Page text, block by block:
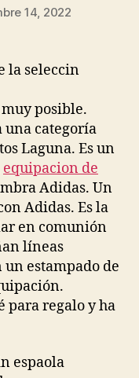
14, 2022
posible.
categoría
Laguna. Es un
equipacion de
Adidas. Un
Adidas. Es la
en comunión
líneas
estampado de
para regalo y ha